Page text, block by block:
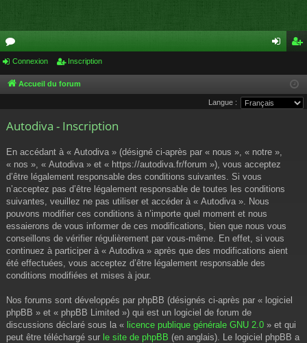
or
u
s
cri
pti
Connexion Inscription
Accueil du forum
Langue :
Autodiva - Inscription
En accédant à « Autodiva » (désigné ci-après par « nous », « notre »,
« nos », « Autodiva » et « https://autodiva.fr/forum »), vous acceptez
d’être légalement responsable des conditions suivantes. Si vous
n’acceptez pas d’être légalement responsable de toutes les conditions
suivantes, veuillez ne pas utiliser et accéder à « Autodiva ». Nous
pouvons modifier ces conditions à n’importe quel moment et nous
essaierons de vous informer de ces modifications, bien que nous vous
conseillons de vérifier régulièrement par vous-même. En effet, si vous
continuez à participer à « Autodiva » après que des modifications aient
été effectuées, vous acceptez d’être légalement responsable des
conditions modifiées et mises à jour.
Nos forums sont développés par phpBB (désignés ci-après par « logiciel
phpBB » et « phpBB Limited ») qui est un logiciel de forum de
discussions déclaré sous la « licence publique générale GNU 2.0 » et qui
peut être téléchargé sur le site de phpBB (en anglais). Le logiciel phpBB a